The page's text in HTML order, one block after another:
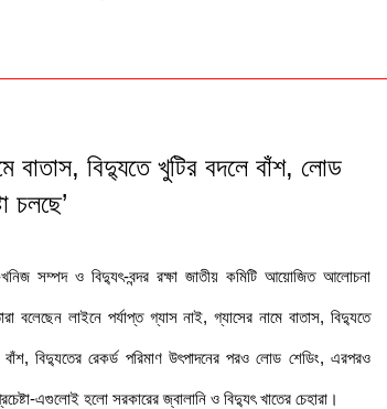
বাতাস, বিদ্যুতে খুটির বদলে বাঁশ, লোড
চলছে’
সম্পদ ও বিদ্যুৎ-বন্দর রক্ষা জাতীয় কমিটি আয়োজিত আলোচনা
বলেছেন লাইনে পর্যাপ্ত গ্যাস নাই, গ্যাসের নামে বাতাস, বিদ্যুতে
বাঁশ, বিদ্যুতের রেকর্ড পরিমাণ উৎপাদনের পরও লোড শেডিং, এরপরও
এগুলোই হলো সরকারের জ্বালানি ও বিদ্যুৎ খাতের চেহারা।